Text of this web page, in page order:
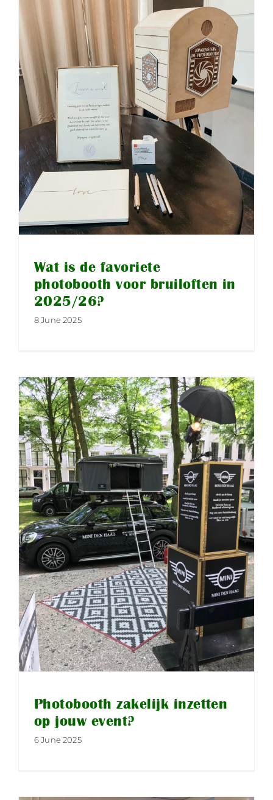
Wat is de favoriete
photobooth voor bruiloften in
2025/26?
8 June 2025
Photobooth zakelijk inzetten
op jouw event?
6 June 2025